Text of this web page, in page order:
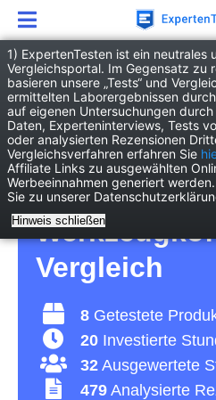
Heimwerken
Werkzeugkoffer
2026 • Die 8
Vergleich
8 Getestete
20 Investierte
32 Ausgewertete
479 Analysierte
1) ExpertenTesten ist ein neutrales
Vergleichsportal. Im Gegensatz zu
basieren unsere „Tests“ und
ermittelten Laborergebnissen
auf eigenen Untersuchungen
Daten, Experteninterviews, Tests
oder analysierten Rezensionen
Vergleichsverfahren erfahren Sie
Affiliate Links zu ausgewählten
Werbeeinnahmen generiert
Sie zu unserer
Hinweis schließen